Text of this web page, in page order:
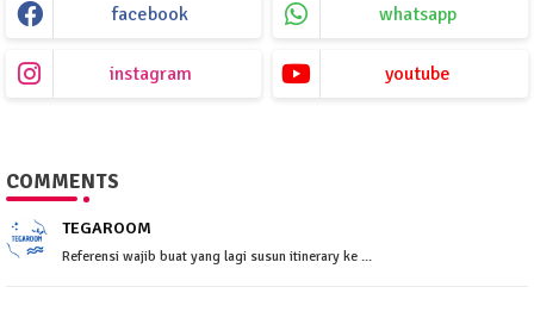
facebook whatsapp
instagram youtube
COMMENTS
TEGAROOM
Referensi wajib buat yang lagi susun itinerary ke ...